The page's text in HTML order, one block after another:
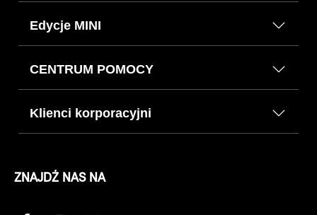
Edycje MINI
CENTRUM POMOCY
Klienci korporacyjni
ZNAJDŹ NAS NA